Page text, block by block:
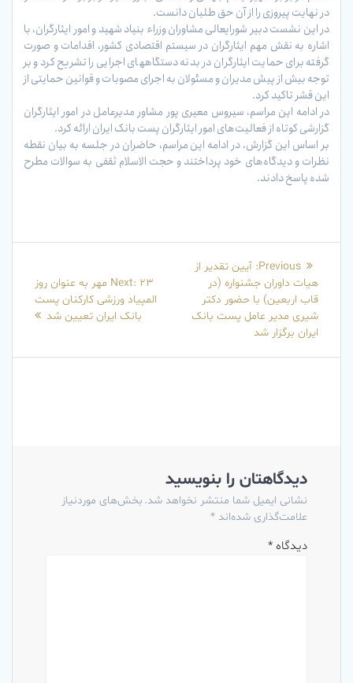
در نهایت پیروزی را از آن حق طلبان دانست.
در این نشست دبیر شورایعالی مشاوران وزراء بنیاد شهید و امور ایثارگران، با
اشاره به نقش مهم ایثارگران در سیستم اقتصادی کشور، اقدامات و صورت
گرفته برای حمایت ایثارگران در بدنه دستگاههای اجرایی را تشریح کرد و بر
توجه بیش از پیش مدیران و مسئولان به اجرای مصوبات و قوانین حمایتی از
این قشر تاکید کرد.
در ادامه این مراسم، سیروس معیری پور مشاور مدیرعامل در امور ایثارگران
گزارشی کوتاه از فعالیت‌های امور ایثارگران پست بانک ایران ارائه کرد.
بر اساس این گزارش، در ادامه این مراسم، حاضران در جلسه به بیان نقطه
نظرات و دیدگاه‌های خود پرداختند و حجت الاسلام ثقفی به سوالات مطرح
شده پاسخ دادند.
راهبری
نوشته
Previous:
Previous
post:
آیین تقدیر از
هیات داوران جشنواره (در
قاب اربعین) با حضور دکتر
شیری مدیر عامل پست بانک
ایران برگزار شد
Next:
Next
post:
۲۳ مهر به عنوان روز
المپیاد ورزشی کارکنان پست
بانک ایران تعیین شد
دیدگاهتان را بنویسید
نشانی ایمیل شما منتشر نخواهد شد. بخش‌های موردنیاز
علامت‌گذاری شده‌اند *
دیدگاه *